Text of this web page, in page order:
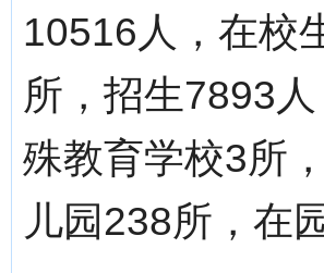
10516人，在校
所，招生7893
殊教育学校3所
儿园238所，在